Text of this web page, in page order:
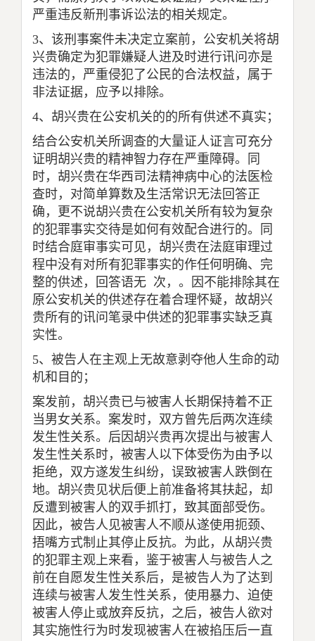
严重违反新刑事诉讼法的相关规定。
3、该刑事案件未决定立案前，公安机关将胡
兴贵确定为犯罪嫌疑人进及时进行讯问亦是
违法的，严重侵犯了公民的合法权益，属于
非法证据，应予以排除。
4、胡兴贵在公安机关的的所有供述不真实；
结合公安机关所调查的大量证人证言可充分
证明胡兴贵的精神智力存在严重障碍。同
时，胡兴贵在华西司法精神病中心的法医检
查时，对简单算数及生活常识无法回答正
确，更不说胡兴贵在公安机关所有较为复杂
的犯罪事实交待是如何有效配合进行的。同
时结合庭审事实可见，胡兴贵在法庭审理过
程中没有对所有犯罪事实的作任何明确、完
整的供述，回答语无 次，。因不能排除其在
原公安机关的供述存在着合理怀疑，故胡兴
贵所有的讯问笔录中供述的犯罪事实缺乏真
实性。
5、被告人在主观上无故意剥夺他人生命的动
机和目的；
案发前，胡兴贵已与被害人长期保持着不正
当男女关系。案发时，双方曾先后两次连续
发生性关系。后因胡兴贵再次提出与被害人
发生性关系时，被害人以下体受伤为由予以
拒绝，双方遂发生纠纷，误致被害人跌倒在
地。胡兴贵见状后便上前准备将其扶起，却
反遭到被害人的双手抓打，致其面部受伤。
因此，被告人见被害人不顺从遂使用扼颈、
捂嘴方式制止其停止反抗。为此，从胡兴贵
的犯罪主观上来看，鉴于被害人与被告人之
前在自愿发生性关系后，是被告人为了达到
连续与被害人发生性关系，使用暴力、迫使
被害人停止或放弃反抗，之后，被告人欲对
其实施性行为时发现被害人在被掐压后一直